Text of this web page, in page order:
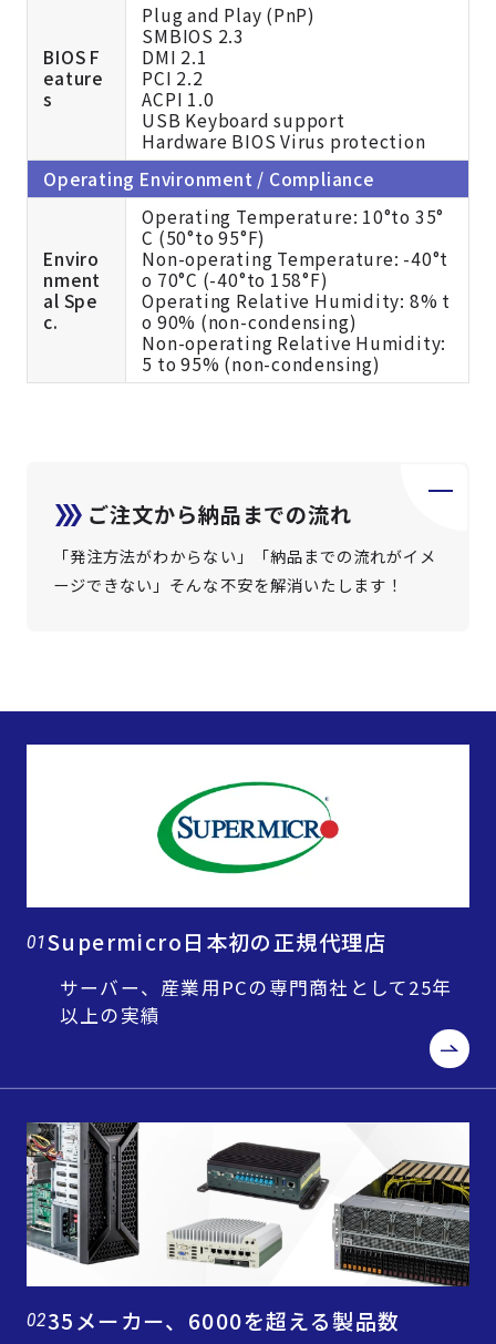
BIOS F
eature
s
Plug and Play (PnP)
SMBIOS 2.3
DMI 2.1
PCI 2.2
ACPI 1.0
USB Keyboard support
Hardware BIOS Virus protection
Operating Environment / Compliance
Enviro
nment
al Spe
c.
Operating Temperature: 10°to 35°
C (50°to 95°F)
Non-operating Temperature: -40°t
o 70°C (-40°to 158°F)
Operating Relative Humidity: 8% t
o 90% (non-condensing)
Non-operating Relative Humidity:
5 to 95% (non-condensing)
ご注文から納品までの流れ
「発注方法がわからない」「納品までの流れがイメ
ージできない」そんな不安を解消いたします！
01Supermicro日本初の正規代理店
サーバー、産業用PCの専門商社として25年
以上の実績
0235メーカー、6000を超える製品数